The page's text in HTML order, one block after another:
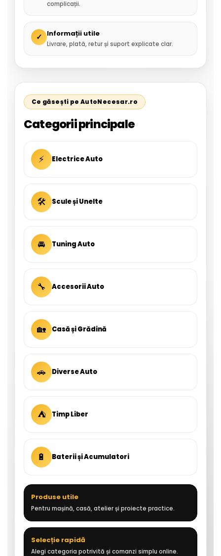
complicații.
✓ Informații utile
Livrare, plată, retur și suport explicate clar.
Ce găsești pe AutoNecesar.ro
Categorii principale
⚡ Electrice Auto
🛠 Scule și Unelte
🚘 Tuning Auto
🔧 Accesorii Auto
🏡 Casă și Grădină
🚗 Diverse Auto
⛺ Timp Liber
🔋 Baterii și Acumulatori
Produse utile
Pentru mașină, casă, atelier și proiecte practice.
Selecție rapidă
Alegi categoria potrivită și comanzi simplu online.